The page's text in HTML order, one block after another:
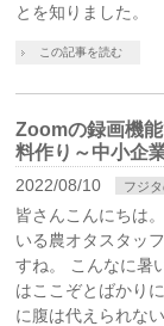
とを知りました。
この記事を読む
Zoomの録画機
料作り～中小企
2022/08/10 フジ
皆さんこんにちは
いる農オタスタッ
すね。 こんなに暑
はここぞとばかり
に腹は代えられな